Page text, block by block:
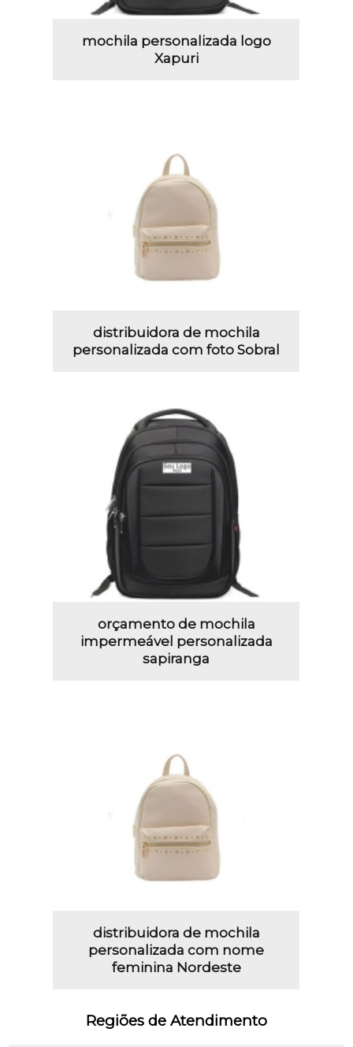
mochila personalizada logo
Xapuri
distribuidora de mochila
personalizada com foto Sobral
orçamento de mochila
impermeável personalizada
sapiranga
distribuidora de mochila
personalizada com nome
feminina Nordeste
Regiões de Atendimento